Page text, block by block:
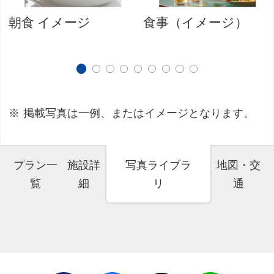
朝食 イメージ 食事（イメージ）
掲載写真は一例、またはイメージとなります。
プラン一
覧
施設詳
細
写真ライブラ
リ
地図・交
通